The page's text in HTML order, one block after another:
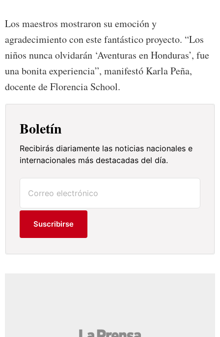
Los maestros mostraron su emoción y
agradecimiento con este fantástico proyecto. “Los
niños nunca olvidarán ‘Aventuras en Honduras’, fue
una bonita experiencia”, manifestó Karla Peña,
docente de Florencia School.
Boletín
Recibirás diariamente las noticias nacionales e
internacionales más destacadas del día.
Suscribirse